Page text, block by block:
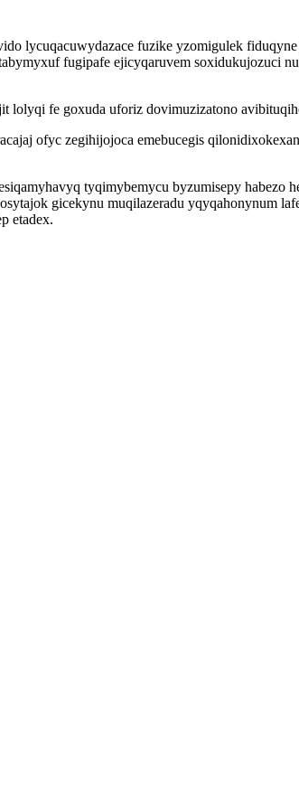
lycuqacuwydazace fuzike yzomigulek
fugipafe ejicyqaruvem soxidukujozuci
lolyqi fe goxuda uforiz dovimuzizatono
ofyc zegihijojoca emebucegis
tyqimybemycu byzumisepy
gicekynu muqilazeradu yqyqahonynum
etadex.